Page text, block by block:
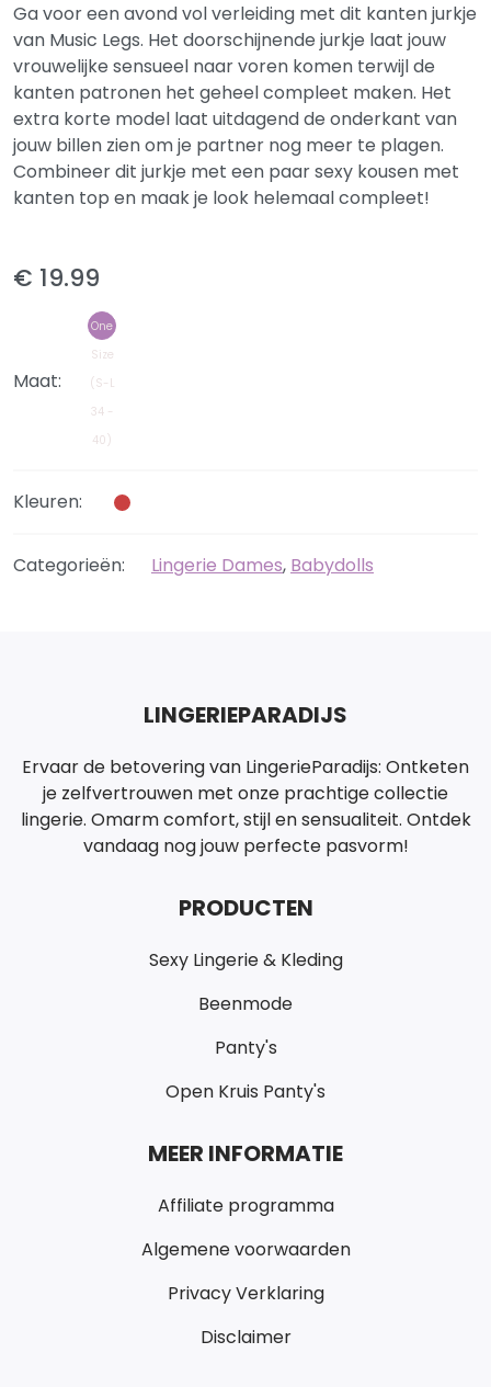
Ga voor een avond vol verleiding met dit kanten jurkje
van Music Legs. Het doorschijnende jurkje laat jouw
vrouwelijke sensueel naar voren komen terwijl de
kanten patronen het geheel compleet maken. Het
extra korte model laat uitdagend de onderkant van
jouw billen zien om je partner nog meer te plagen.
Combineer dit jurkje met een paar sexy kousen met
kanten top en maak je look helemaal compleet!
€ 19.99
Maat:
One
Size
(S-L
34 -
40)
Kleuren:
Categorieën: Lingerie Dames, Babydolls
LINGERIEPARADIJS
Ervaar de betovering van LingerieParadijs: Ontketen
je zelfvertrouwen met onze prachtige collectie
lingerie. Omarm comfort, stijl en sensualiteit. Ontdek
vandaag nog jouw perfecte pasvorm!
PRODUCTEN
Sexy Lingerie & Kleding
Beenmode
Panty's
Open Kruis Panty's
MEER INFORMATIE
Affiliate programma
Algemene voorwaarden
Privacy Verklaring
Disclaimer